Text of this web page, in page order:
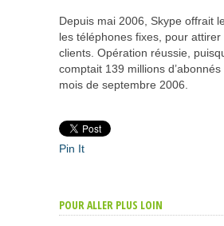
Depuis mai 2006, Skype offrait
les téléphones fixes, pour
clients. Opération réussie,
comptait 139 millions
mois de septembre 2006.
Pin It
POUR ALLER PLUS LOIN